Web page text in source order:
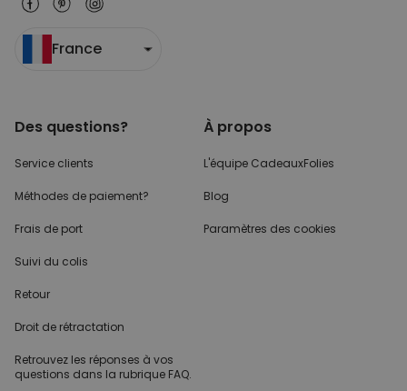
France
Des questions?
Service clients
Méthodes de paiement?
Frais de port
Suivi du colis
Retour
Droit de rétractation
Retrouvez les réponses à vos
questions dans la rubrique FAQ.
À propos
L'équipe CadeauxFolies
Blog
Paramètres des cookies